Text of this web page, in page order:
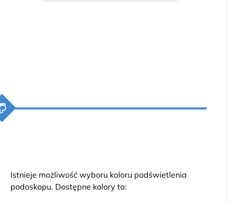
Istnieje możliwość wyboru koloru podświetlenia
podoskopu. Dostępne kolory to: